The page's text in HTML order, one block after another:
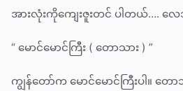
အားလုံးကိုကျေးဇူးတင် ပါတယ်…. လ
“ မောင်မောင်ကြီး ( တောသား ) ”
ကျွန်တော်က မောင်မောင်ကြီးပါ။ တော